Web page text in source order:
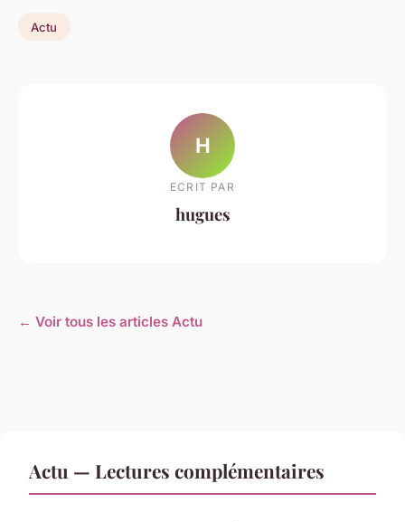
Actu
H
ECRIT PAR
hugues
← Voir tous les articles Actu
Actu — Lectures complémentaires